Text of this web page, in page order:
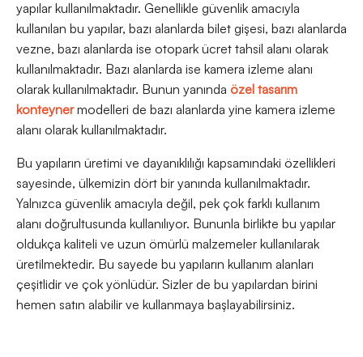
yapılar kullanılmaktadır. Genellikle güvenlik amacıyla
kullanılan bu yapılar, bazı alanlarda bilet gişesi, bazı alanlarda
vezne, bazı alanlarda ise otopark ücret tahsil alanı olarak
kullanılmaktadır. Bazı alanlarda ise kamera izleme alanı
olarak kullanılmaktadır. Bunun yanında özel tasarım
konteyner modelleri de bazı alanlarda yine kamera izleme
alanı olarak kullanılmaktadır.
Bu yapıların üretimi ve dayanıklılığı kapsamındaki özellikleri
sayesinde, ülkemizin dört bir yanında kullanılmaktadır.
Yalnızca güvenlik amacıyla değil, pek çok farklı kullanım
alanı doğrultusunda kullanılıyor. Bununla birlikte bu yapılar
oldukça kaliteli ve uzun ömürlü malzemeler kullanılarak
üretilmektedir. Bu sayede bu yapıların kullanım alanları
çeşitlidir ve çok yönlüdür. Sizler de bu yapılardan birini
hemen satın alabilir ve kullanmaya başlayabilirsiniz.